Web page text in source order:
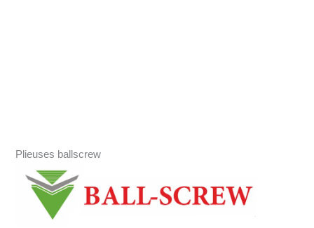
Plieuses ballscrew